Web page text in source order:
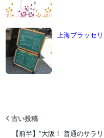
上海ブラッセ
古い投稿
【前半】”大阪！ 普通のサラ